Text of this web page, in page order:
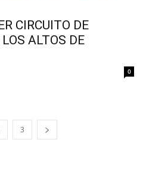
CIRCUITO DE
ALTOS DE
0
3